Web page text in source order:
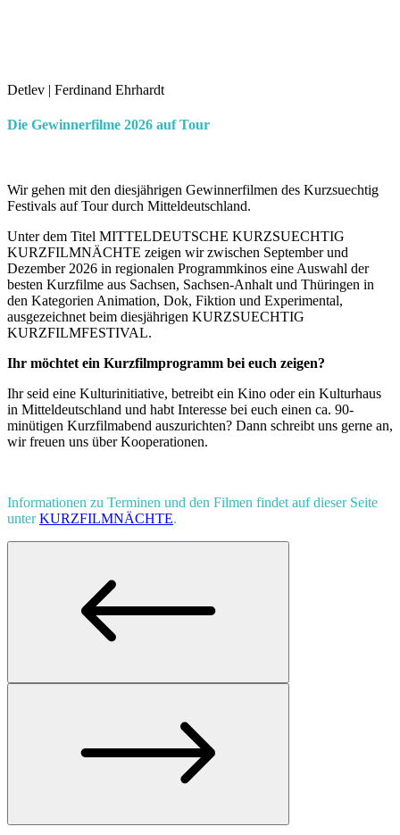
Detlev | Ferdinand Ehrhardt
Die Gewinnerfilme 2026 auf Tour
Wir gehen mit den diesjährigen Gewinnerfilmen des Kurzsuechtig
Festivals auf Tour durch Mitteldeutschland.
Unter dem Titel MITTELDEUTSCHE KURZSUECHTIG
KURZFILMNÄCHTE zeigen wir zwischen September und
Dezember 2026 in regionalen Programmkinos eine Auswahl der
besten Kurzfilme aus Sachsen, Sachsen-Anhalt und Thüringen in
den Kategorien Animation, Dok, Fiktion und Experimental,
ausgezeichnet beim diesjährigen KURZSUECHTIG
KURZFILMFESTIVAL.
Ihr möchtet ein Kurzfilmprogramm bei euch zeigen?
Ihr seid eine Kulturinitiative, betreibt ein Kino oder ein Kulturhaus
in Mitteldeutschland und habt Interesse bei euch einen ca. 90-
minütigen Kurzfilmabend auszurichten? Dann schreibt uns gerne an,
wir freuen uns über Kooperationen.
Informationen zu Terminen und den Filmen findet auf dieser Seite
unterKURZFILMNÄCHTE.